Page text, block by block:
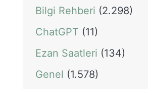
Bilgi Rehberi (2.298)
ChatGPT (11)
Ezan Saatleri (134)
Genel (1.578)